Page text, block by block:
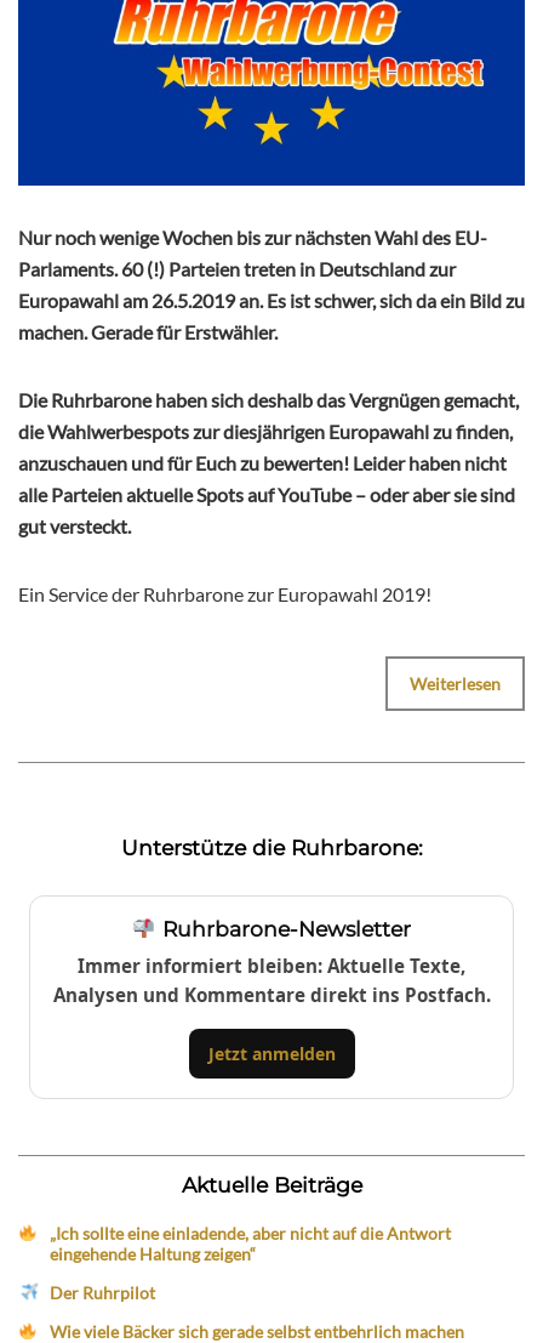
Nur noch wenige Wochen bis zur nächsten Wahl des EU-
Parlaments. 60 (!) Parteien treten in Deutschland zur
Europawahl am 26.5.2019 an. Es ist schwer, sich da ein Bild zu
machen.Gerade für Erstwähler.
Die Ruhrbarone haben sich deshalb das Vergnügen gemacht,
die Wahlwerbespots zur diesjährigen Europawahl zu finden,
anzuschauen und für Euch zu bewerten! Leider haben nicht
alle Parteien aktuelle Spots auf YouTube – oder aber sie sind
gut versteckt.
Ein Service der Ruhrbarone zur Europawahl 2019!
Weiterlesen
Unterstütze die Ruhrbarone:
Ruhrbarone-Newsletter
Immer informiert bleiben: Aktuelle Texte,
Analysen und Kommentare direkt ins Postfach.
Jetzt anmelden
Aktuelle Beiträge
„Ich sollte eine einladende, aber nicht auf die Antwort
eingehende Haltung zeigen“
Der Ruhrpilot
Wie viele Bäcker sich gerade selbst entbehrlich machen